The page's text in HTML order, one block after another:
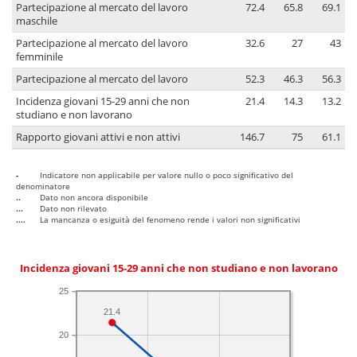
Partecipazione al mercato del lavoro
maschile
72.4 65.8 69.1
Partecipazione al mercato del lavoro
femminile
32.6 27 43
Partecipazione al mercato del lavoro 52.3 46.3
56.3
Incidenza giovani 15-29 anni che non
studiano e non lavorano
21.4 14.3 13.2
Rapporto giovani attivi e non attivi 146.7 75 61.1
-
Indicatore non applicabile per valore nullo o poco significativo del
denominatore
..
Dato non ancora disponibile
...
Dato non rilevato
....
La mancanza o esiguità del fenomeno rende i valori non significativi
Incidenza giovani 15-29 anni che non studiano e non lavorano
20
25
21.4